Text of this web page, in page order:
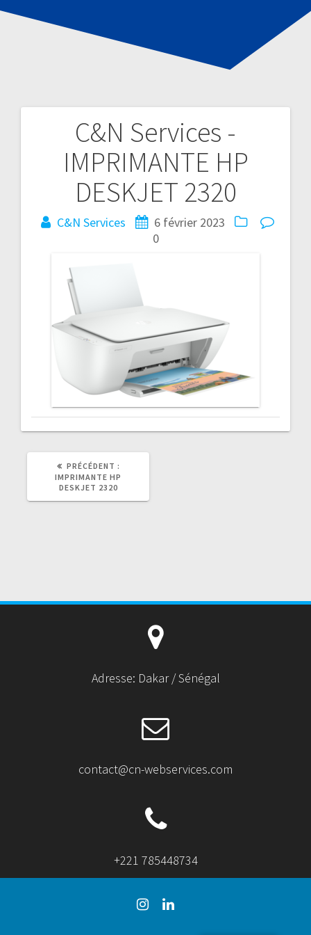
C&N Services -
IMPRIMANTE HP
DESKJET 2320
C&N Services
6 février 2023
0
Navigation
l’article
PRÉCÉDENT :
PRÉCÉDENT
IMPRIMANTE HP
DESKJET 2320
Adresse: Dakar / Sénégal
contact@cn-webservices.com
+221 785448734